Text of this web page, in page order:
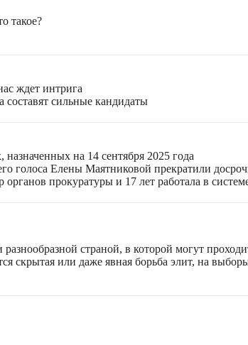
такое?
ждет интрига
сильные кандидаты
на 14 сентября 2025 года
Елены Маятниковой прекратили
прокуратуры и 17 лет работала в
страной, в которой могут
скрытая или даже явная борьба элит, на